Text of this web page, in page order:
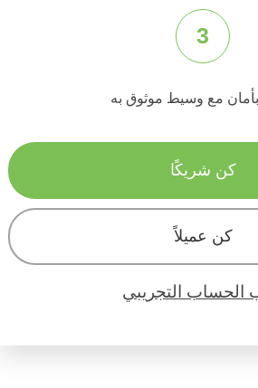
3
مع وسيط موثوق به
كن شريكًا
كن عميلاً
الحساب التجريبي